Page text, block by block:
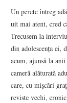
Un perete întreg
uit mai atent, cred
Trecusem la
din adolescenţa ei,
acum, ajunsă la
cameră alăturată
care, cu mişcări
reviste vechi,